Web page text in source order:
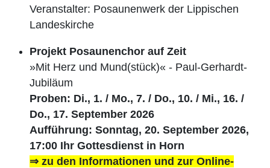
Veranstalter: Posaunenwerk der Lippischen
Landeskirche
Projekt Posaunenchor auf Zeit
»Mit Herz und Mund(stück)« - Paul-Gerhardt-
Jubiläum
Proben: Di., 1. / Mo., 7. / Do., 10. / Mi., 16. /
Do., 17. September 2026
Aufführung: Sonntag, 20. September 2026,
17:00 Ihr Gottesdienst in Horn
⇒ zu den Informationen und zur Online-